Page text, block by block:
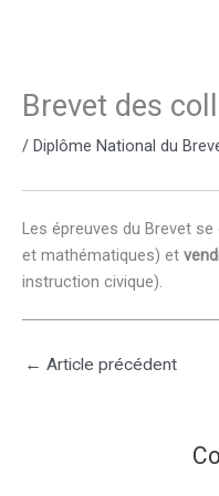
Brevet des
/ Diplôme National du
Les épreuves du Brevet
et mathématiques) et
instruction civique).
← Article précédent